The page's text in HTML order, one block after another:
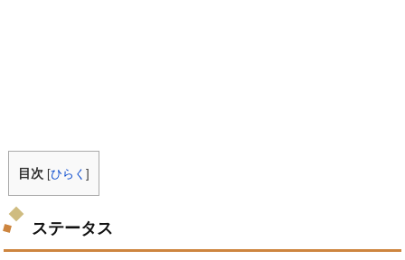
目次 [ひらく]
ステータス